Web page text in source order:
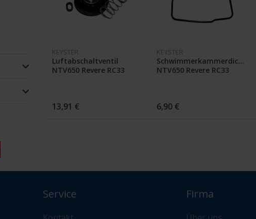
KEYSTER
Luftabschaltventil
NTV650 Revere RC33
13,91 €
KEYSTER
Schwimmerkammerdichtung
NTV650 Revere RC33
6,90 €
Service Firma